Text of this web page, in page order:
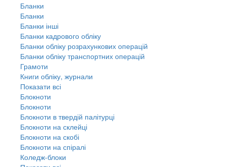
Бланки
Бланки
Бланки інші
Бланки кадрового обліку
Бланки обліку розрахункових операцій
Бланки обліку транспортних операцій
Грамоти
Книги обліку, журнали
Показати всі
Блокноти
Блокноти
Блокноти в твердій палітурці
Блокноти на склейці
Блокноти на скобі
Блокноти на спіралі
Коледж-блоки